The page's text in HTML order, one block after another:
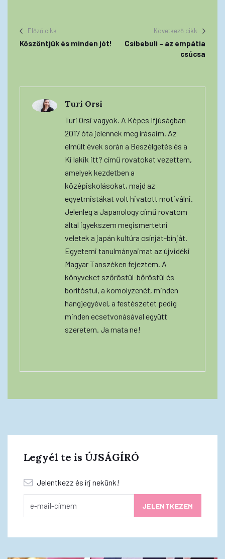
Előző cikk
Köszöntjük és minden jót!
Következő cikk
Csibebuli – az empátia
csúcsa
Turi Orsi
Turi Orsi vagyok. A Képes Ifjúságban
2017 óta jelennek meg írásaim. Az
elmúlt évek során a Beszélgetés és a
Ki lakik itt? című rovatokat vezettem,
amelyek kezdetben a
középiskolásokat, majd az
egyetmistákat volt hivatott motiválni.
Jelenleg a Japanology című rovatom
által igyekszem megismertetni
veletek a japán kultúra csínját-bínját.
Egyetemi tanulmányaimat az újvidéki
Magyar Tanszéken fejeztem. A
könyveket szőröstül-bőröstül és
borítóstul, a komolyzenét, minden
hangjegyével, a festészetet pedig
minden ecsetvonásával együtt
szeretem. Ja mata ne!
Legyél te is ÚJSÁGÍRÓ
Jelentkezz és írj nekünk!